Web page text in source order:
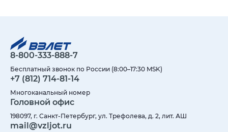
8-800-333-888-7
Бесплатный звонок по России (8:00–17:30 MSK)
+7 (812) 714-81-14
Многоканальный номер
Головной офис
198097, г. Санкт-Петербург, ул. Трефолева, д. 2, лит. АШ
mail@vzljot.ru